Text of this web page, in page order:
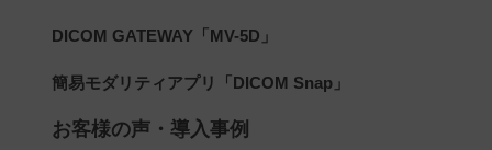
DICOM GATEWAY「MV-5D」
簡易モダリティアプリ「DICOM Snap」
お客様の声・導入事例